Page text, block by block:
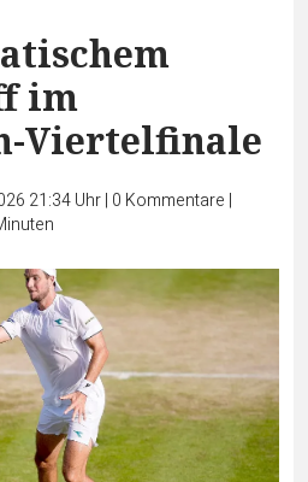
im
Viertelfinale
21:34 Uhr| 0 Kommentare |